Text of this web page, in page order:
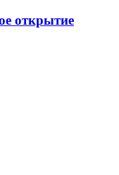
открытие